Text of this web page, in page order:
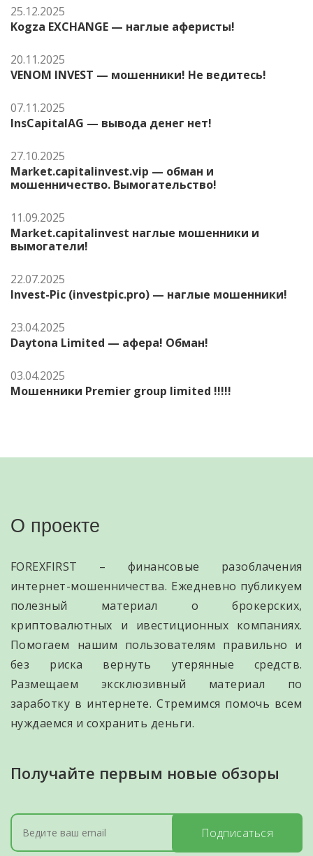
25.12.2025
Kogza EXCHANGE — наглые аферисты!
20.11.2025
VENOM INVEST — мошенники! Не ведитесь!
07.11.2025
InsCapitalAG — вывода денег нет!
27.10.2025
Market.capitalinvest.vip — обман и
мошенничество. Вымогательство!
11.09.2025
Market.capitalinvest наглые мошенники и
вымогатели!
22.07.2025
Invest-Pic (investpic.pro) — наглые мошенники!
23.04.2025
Daytona Limited — афера! Обман!
03.04.2025
Мошенники Premier group limited !!!!!
О проекте
FOREXFIRST – финансовые разоблачения
интернет-мошенничества. Ежедневно публикуем
полезный материал о брокерских,
криптовалютных и ивестиционных компаниях.
Помогаем нашим пользователям правильно и
без риска вернуть утерянные средств.
Размещаем эксклюзивный материал по
заработку в интернете. Стремимся помочь всем
нуждаемся и сохранить деньги.
Получайте первым новые обзоры
Подписаться